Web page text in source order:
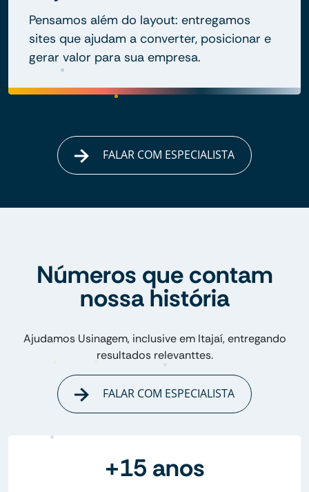
Pensamos além do layout: entregamos
sites que ajudam a converter, posicionar e
gerar valor para sua empresa.
FALAR COM ESPECIALISTA
Números que contam
nossa história
Ajudamos Usinagem, inclusive em Itajaí, entregando
resultados relevanttes.
FALAR COM ESPECIALISTA
+15 anos